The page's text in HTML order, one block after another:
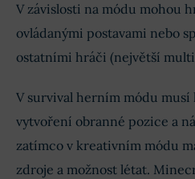
V závislosti na módu mohou
ovládanými postavami nebo
ostatními hráči (největší
V survival herním módu
vytvoření obranné pozice a
zatímco v kreativním módu
zdroje a možnost létat.